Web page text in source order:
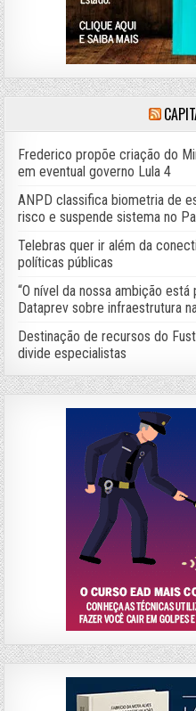
Frederico propõe criação do
em eventual governo Lula 4
ANPD classifica biometria de
risco e suspende sistema no
Telebras quer ir além da
políticas públicas
“O nível da nossa ambição
Dataprev sobre infraestrutura
Destinação de recursos do
divide especialistas